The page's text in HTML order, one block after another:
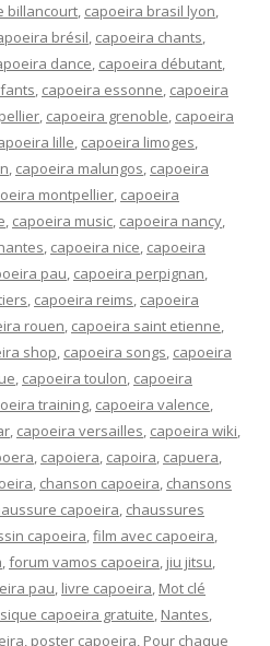
billancourt, capoeira brasil lyon,
brésil, capoeira chants,
dance, capoeira débutant,
, capoeira essonne, capoeira
, capoeira grenoble, capoeira
lille, capoeira limoges,
, capoeira malungos, capoeira
montpellier, capoeira
, capoeira music, capoeira nancy,
, capoeira nice, capoeira
pau, capoeira perpignan,
, capoeira reims, capoeira
rouen, capoeira saint etienne,
shop, capoeira songs, capoeira
, capoeira toulon, capoeira
training, capoeira valence,
, capoeira versailles, capoeira wiki,
, capoiera, capoira, capuera,
, chanson capoeira, chansons
capoeira, chaussures
capoeira,film avec capoeira,
,forum vamos capoeira, jiu jitsu,
pau, livre capoeira, Mot clé
capoeira gratuite, Nantes,
, poster capoeira, Pour chaque